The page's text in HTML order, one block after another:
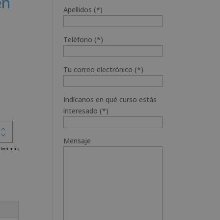
Apellidos (*)
Teléfono (*)
Tu correo electrónico (*)
Indícanos en qué curso estás
interesado (*)
Mensaje